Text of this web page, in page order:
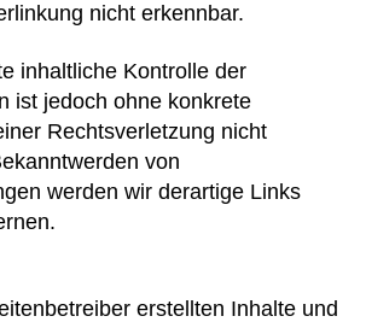
nicht erkennbar.
inhaltliche Kontrolle der
ist jedoch ohne konkrete
Rechtsverletzung nicht
von
werden wir derartige Links
erstellten Inhalte und